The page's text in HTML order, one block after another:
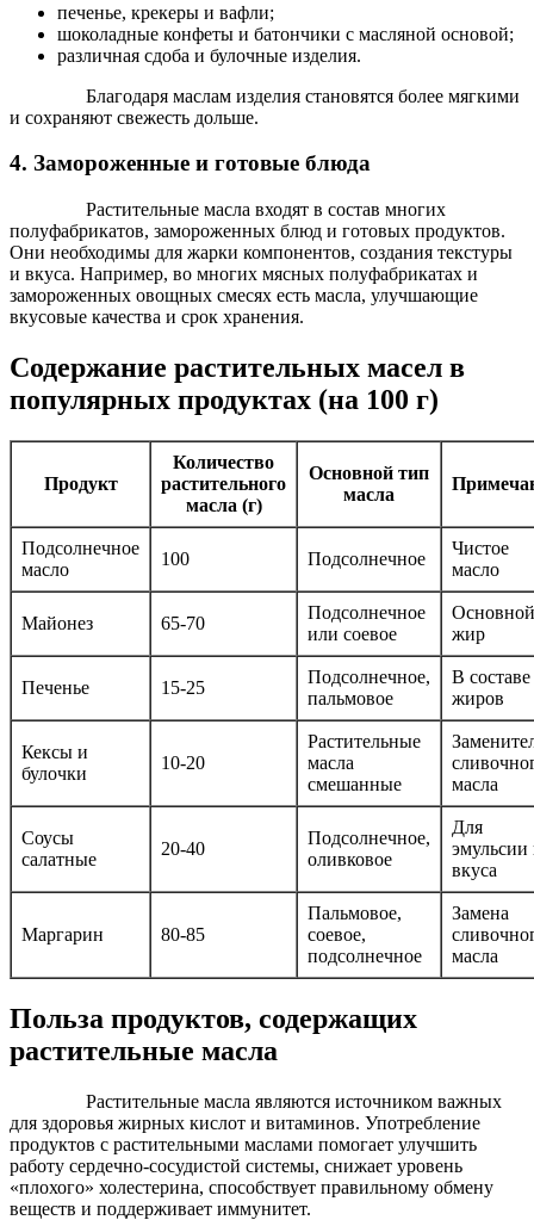
печенье, крекеры и вафли;
шоколадные конфеты и батончики с масляной основой;
различная сдоба и булочные изделия.
Благодаря маслам изделия становятся более мягкими
и сохраняют свежесть дольше.
4. Замороженные и готовые блюда
Растительные масла входят в состав многих
полуфабрикатов, замороженных блюд и готовых продуктов.
Они необходимы для жарки компонентов, создания текстуры
и вкуса. Например, во многих мясных полуфабрикатах и
замороженных овощных смесях есть масла, улучшающие
вкусовые качества и срок хранения.
Содержание растительных масел в
популярных продуктах (на 100 г)
Продукт
Количество
растительного
масла (г)
Основной тип
масла
Подсолнечное
масло
100 Подсолнечное
Чистое
масло
Майонез 65-70
Подсолнечное
или соевое
Основной
жир
Печенье 15-25
Подсолнечное,
пальмовое
В составе
жиров
Кексы и
булочки
10-20
Растительные
масла
смешанные
масла
Соусы
салатные
20-40
Подсолнечное,
оливковое
Для
эмульсии
вкуса
Маргарин 80-85
Пальмовое,
соевое,
подсолнечное
Замена
масла
Польза продуктов, содержащих
растительные масла
Растительные масла являются источником важных
для здоровья жирных кислот и витаминов. Употребление
продуктов с растительными маслами помогает улучшить
работу сердечно-сосудистой системы, снижает уровень
«плохого» холестерина, способствует правильному обмену
веществ и поддерживает иммунитет.